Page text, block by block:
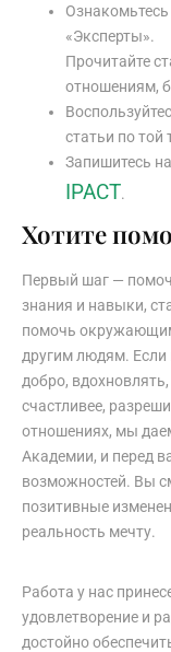
«Эксперты».
Прочитайте
отношениям,
статьи по той
Запишитесь
IPACT.
Хотите
Первый шаг —
знания и навыки,
помочь
другим людям. Если
добро,
счастливее,
отношениях, мы
Академии, и перед
возможностей. Вы
позитивные
реальность мечту.
Работа у нас
удовлетворение и
достойно